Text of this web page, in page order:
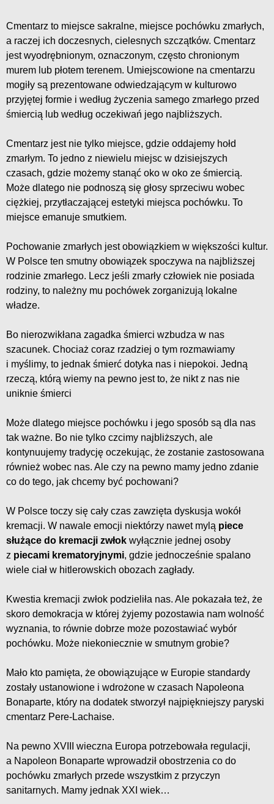
Cmentarz to miejsce sakralne, miejsce pochówku zmarłych,
a raczej ich doczesnych, cielesnych szczątków. Cmentarz
jest wyodrębnionym, oznaczonym, często chronionym
murem lub płotem terenem. Umiejscowione na cmentarzu
mogiły są prezentowane odwiedzającym w kulturowo
przyjętej formie i według życzenia samego zmarłego przed
śmiercią lub według oczekiwań jego najbliższych.
Cmentarz jest nie tylko miejsce, gdzie oddajemy hołd
zmarłym. To jedno z niewielu miejsc w dzisiejszych
czasach, gdzie możemy stanąć oko w oko ze śmiercią.
Może dlatego nie podnoszą się głosy sprzeciwu wobec
ciężkiej, przytłaczającej estetyki miejsca pochówku. To
miejsce emanuje smutkiem.
Pochowanie zmarłych jest obowiązkiem w większości kultur.
W Polsce ten smutny obowiązek spoczywa na najbliższej
rodzinie zmarłego. Lecz jeśli zmarły człowiek nie posiada
rodziny, to należny mu pochówek zorganizują lokalne
władze.
Bo nierozwikłana zagadka śmierci wzbudza w nas
szacunek. Chociaż coraz rzadziej o tym rozmawiamy
i myślimy, to jednak śmierć dotyka nas i niepokoi. Jedną
rzeczą, którą wiemy na pewno jest to, że nikt z nas nie
uniknie śmierci
Może dlatego miejsce pochówku i jego sposób są dla nas
tak ważne. Bo nie tylko czcimy najbliższych, ale
kontynuujemy tradycję oczekując, że zostanie zastosowana
również wobec nas. Ale czy na pewno mamy jedno zdanie
co do tego, jak chcemy być pochowani?
W Polsce toczy się cały czas zawzięta dyskusja wokół
kremacji. W nawale emocji niektórzy nawet mylą piece
służące do kremacji zwłok wyłącznie jednej osoby
z piecami krematoryjnymi, gdzie jednocześnie spalano
wiele ciał w hitlerowskich obozach zagłady.
Kwestia kremacji zwłok podzieliła nas. Ale pokazała też, że
skoro demokracja w której żyjemy pozostawia nam wolność
wyznania, to równie dobrze może pozostawiać wybór
pochówku. Może niekoniecznie w smutnym grobie?
Mało kto pamięta, że obowiązujące w Europie standardy
zostały ustanowione i wdrożone w czasach Napoleona
Bonaparte, który na dodatek stworzył najpiękniejszy paryski
cmentarz Pere-Lachaise.
Na pewno XVIII wieczna Europa potrzebowała regulacji,
a Napoleon Bonaparte wprowadził obostrzenia co do
pochówku zmarłych przede wszystkim z przyczyn
sanitarnych. Mamy jednak XXI wiek…